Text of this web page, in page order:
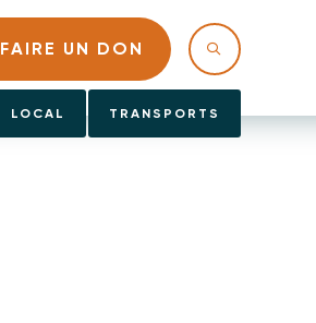
FAIRE UN DON
LOCAL TRANSPORTS